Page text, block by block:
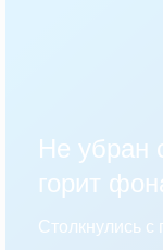
Не убран
горит
Столкнулись